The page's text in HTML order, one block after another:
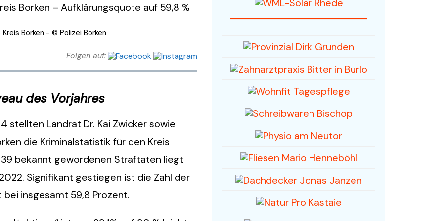
Fahrzeuge / Fahrräder
Mode / Bekleidung
Hobby/Musikinstrumente
& Zubehör
Spielwaren /
Sammlerstücke
Sport, -kleidung & -
geräte
Borken - © Polizei Borken
Folgen auf:
des Vorjahres
stellten Landrat Dr. Kai Zwicker sowie
die Kriminalstatistik für den Kreis
bekannt gewordenen Straftaten liegt
Signifikant gestiegen ist die Zahl der
insgesamt 59,8 Prozent.